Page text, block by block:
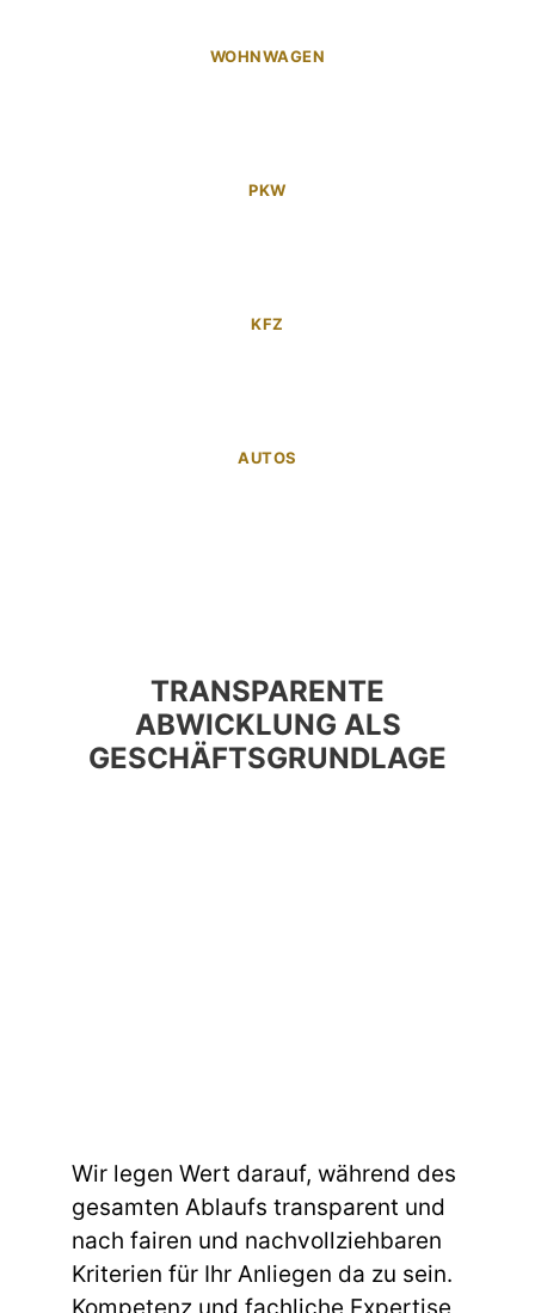
WOHNWAGEN
PKW
KFZ
AUTOS
TRANSPARENTE
ABWICKLUNG ALS
GESCHÄFTSGRUNDLAGE
Wir legen Wert darauf, während des
gesamten Ablaufs transparent und
nach fairen und nachvollziehbaren
Kriterien für Ihr Anliegen da zu sein.
Kompetenz und fachliche Expertise